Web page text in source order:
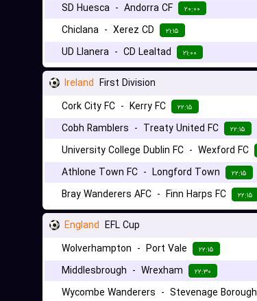
SD Huesca - Andorra CF ۲۰:۰۰
Chiclana - Xerez CD ۲۱:۱۵
UD Llanera - CD Lealtad ۲۱:۰۰
Ireland First Division
Cork City FC - Kerry FC ۲۲:۱۵
Cobh Ramblers - Treaty United FC ۲۲:۱۵
University College Dublin FC - Wexford FC
Athlone Town FC - Longford Town ۲۲:۱۵
Bray Wanderers AFC - Finn Harps FC ۲۲:۱۵
England EFL Cup
Wolverhampton - Port Vale ۲۲:۱۵
Middlesbrough - Wrexham ۲۲:۳۰
Wycombe Wanderers - Stevenage Borough